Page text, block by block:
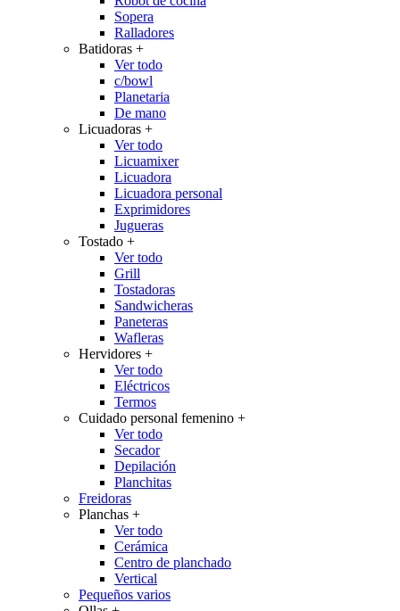
Sopera
Ralladores
Batidoras +
Ver todo
c/bowl
Planetaria
De mano
Licuadoras +
Ver todo
Licuamixer
Licuadora
Licuadora personal
Exprimidores
Jugueras
Tostado +
Ver todo
Grill
Tostadoras
Sandwicheras
Paneteras
Wafleras
Hervidores +
Ver todo
Eléctricos
Termos
Cuidado personal femenino +
Ver todo
Secador
Depilación
Planchitas
Freidoras
Planchas +
Ver todo
Cerámica
Centro de planchado
Vertical
Pequeños varios